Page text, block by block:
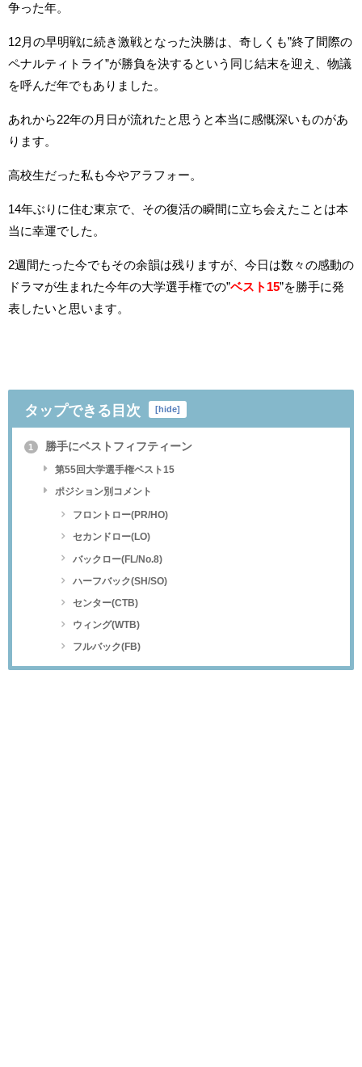
争った年。
12月の早明戦に続き激戦となった決勝は、奇しくも”終了間際の
ペナルティトライ”が勝負を決するという同じ結末を迎え、物議
を呼んだ年でもありました。
あれから22年の月日が流れたと思うと本当に感慨深いものがあ
ります。
高校生だった私も今やアラフォー。
14年ぶりに住む東京で、その復活の瞬間に立ち会えたことは本
当に幸運でした。
2週間たった今でもその余韻は残りますが、今日は数々の感動の
ドラマが生まれた今年の大学選手権での”ベスト15”を勝手に発
表したいと思います。
タップできる目次 [hide]
1 勝手にベストフィフティーン
第55回大学選手権ベスト15
ポジション別コメント
フロントロー(PR/HO)
セカンドロー(LO)
バックロー(FL/No.8)
ハーフバック(SH/SO)
センター(CTB)
ウィング(WTB)
フルバック(FB)